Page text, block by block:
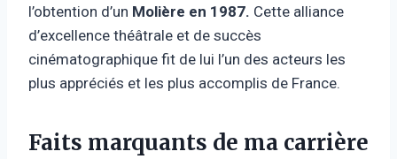
l’obtention d’un Molière en 1987. Cette alliance
d’excellence théâtrale et de succès
cinématographique fit de lui l’un des acteurs les
plus appréciés et les plus accomplis de France.
Faits marquants de ma carrière